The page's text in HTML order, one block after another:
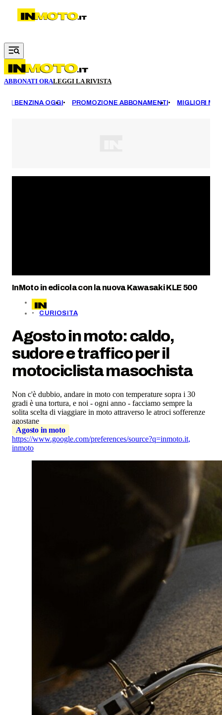
Vai al contenuto principale
ABBONATI ORALEGGI LA RIVISTA
BENZINA OGGI PROMOZIONE ABBONAMENTI MIGLIORI
InMoto in edicola con la nuova Kawasaki KLE 500
CURIOSITA
Agosto in moto: caldo,
sudore e traffico per il
motociclista masochista
Non c'è dubbio, andare in moto con temperature sopra i 30
gradi è una tortura, e noi - ogni anno - facciamo sempre la
solita scelta di viaggiare in moto attraverso le atroci sofferenze
agostane
Agosto in moto
https://www.google.com/preferences/source?q=inmoto.it,
inmoto